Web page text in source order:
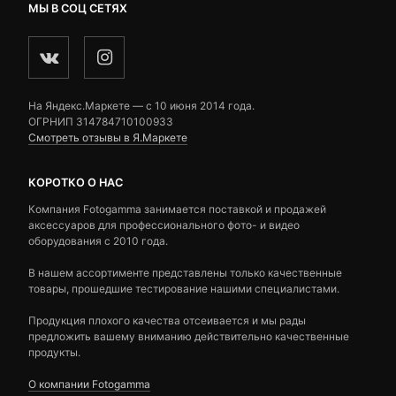
МЫ В СОЦ СЕТЯХ
На Яндекс.Маркете — c 10 июня 2014 года.
ОГРНИП 314784710100933
Смотреть отзывы в Я.Маркете
КОРОТКО О НАС
Компания Fotogamma занимается поставкой и продажей
аксессуаров для профессионального фото- и видео
оборудования с 2010 года.
В нашем ассортименте представлены только качественные
товары, прошедшие тестирование нашими специалистами.
Продукция плохого качества отсеивается и мы рады
предложить вашему вниманию действительно качественные
продукты.
О компании Fotogamma